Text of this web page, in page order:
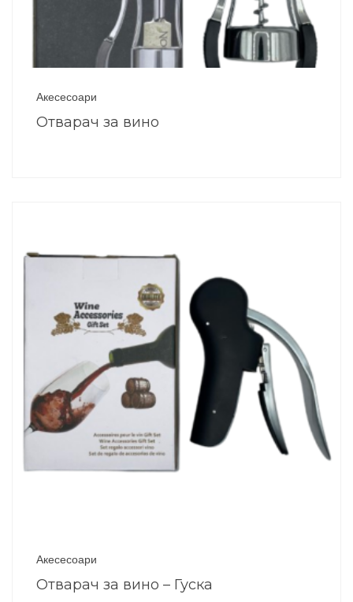
Акесесоари
Отварач за вино
Акесесоари
Отварач за вино – Гуска